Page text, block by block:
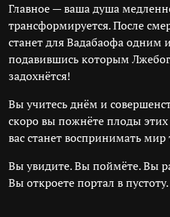
Главное — ваша душа
трансформируется. После
станет для Вадабаофа одним
подавившись которым
задохнётся!
Вы учитесь днём и
скоро вы пожнёте плоды
вас станет воспринимать мир
Вы увидите. Вы поймёте. Вы
Вы откроете портал в